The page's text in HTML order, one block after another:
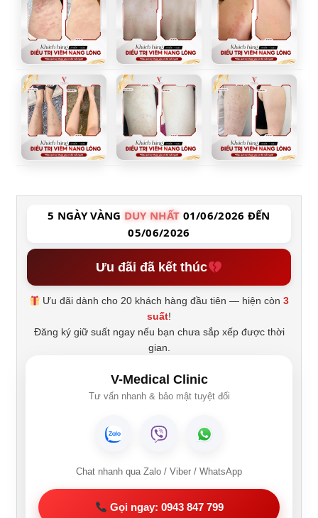
5 NGÀY VÀNG DUY NHẤT 01/06/2026 ĐẾN
05/06/2026
Ưu đãi đã kết thúc
Ưu đãi dành cho 20 khách hàng đầu tiên — hiện còn3
suất!
Đăng ký giữ suất ngay nếu bạn chưa sắp xếp được thời
gian.
V-Medical Clinic
Tư vấn nhanh & bảo mật tuyệt đối
Chat nhanh qua Zalo / Viber / WhatsApp
Gọi ngay: 0943 847 799